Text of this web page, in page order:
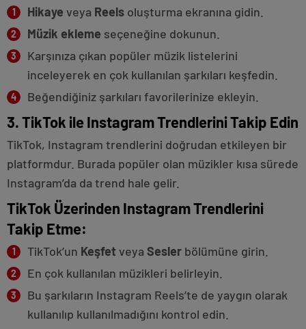
Hikaye veya Reels oluşturma ekranına gidin.
Müzik ekleme seçeneğine dokunun.
Karşınıza çıkan popüler müzik listelerini
inceleyerek en çok kullanılan şarkıları keşfedin.
Beğendiğiniz şarkıları favorilerinize ekleyin.
3. TikTok ile Instagram Trendlerini Takip Edin
TikTok, Instagram trendlerini doğrudan etkileyen bir
platformdur. Burada popüler olan müzikler kısa sürede
Instagram’da da trend hale gelir.
TikTok Üzerinden Instagram Trendlerini
Takip Etme:
TikTok’un Keşfet veya Sesler bölümüne girin.
En çok kullanılan müzikleri belirleyin.
Bu şarkıların Instagram Reels’te de yaygın olarak
kullanılıp kullanılmadığını kontrol edin.